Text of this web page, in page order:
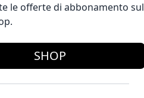
le offerte di abbonamento sul
SHOP